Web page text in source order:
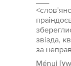
звізда,
за
Ménui